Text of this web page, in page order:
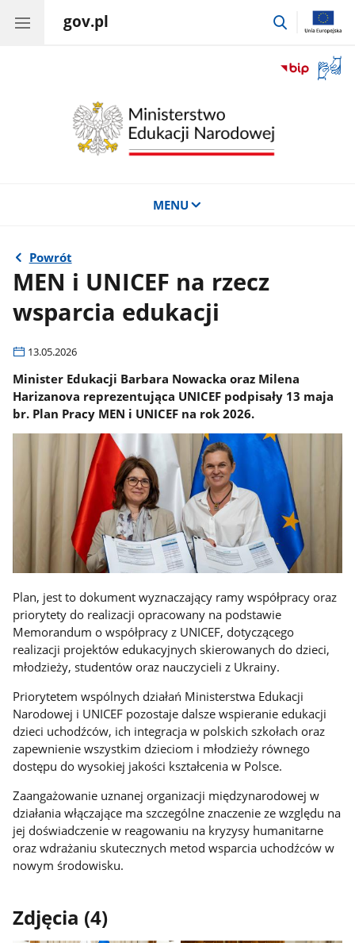
gov.pl
przejdź
okno
MENU
Powrót
MEN i UNICEF na rzecz
wsparcia edukacji
13.05.2026
Minister Edukacji Barbara Nowacka oraz Milena
Harizanova reprezentująca UNICEF podpisały 13 maja
br. Plan Pracy MEN i UNICEF na rok 2026.
Plan, jest to dokument wyznaczający ramy współpracy oraz
priorytety do realizacji opracowany na podstawie
Memorandum o współpracy z UNICEF, dotyczącego
realizacji projektów edukacyjnych skierowanych do dzieci,
młodzieży, studentów oraz nauczycieli z Ukrainy.
Priorytetem wspólnych działań Ministerstwa Edukacji
Narodowej i UNICEF pozostaje dalsze wspieranie edukacji
dzieci uchodźców, ich integracja w polskich szkołach oraz
zapewnienie wszystkim dzieciom i młodzieży równego
dostępu do wysokiej jakości kształcenia w Polsce.
Zaangażowanie uznanej organizacji międzynarodowej w
działania włączające ma szczególne znaczenie ze względu na
jej doświadczenie w reagowaniu na kryzysy humanitarne
oraz wdrażaniu skutecznych metod wsparcia uchodźców w
nowym środowisku.
Zdjęcia (4)